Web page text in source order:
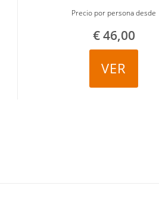
Precio por persona desde
€46,00
VER